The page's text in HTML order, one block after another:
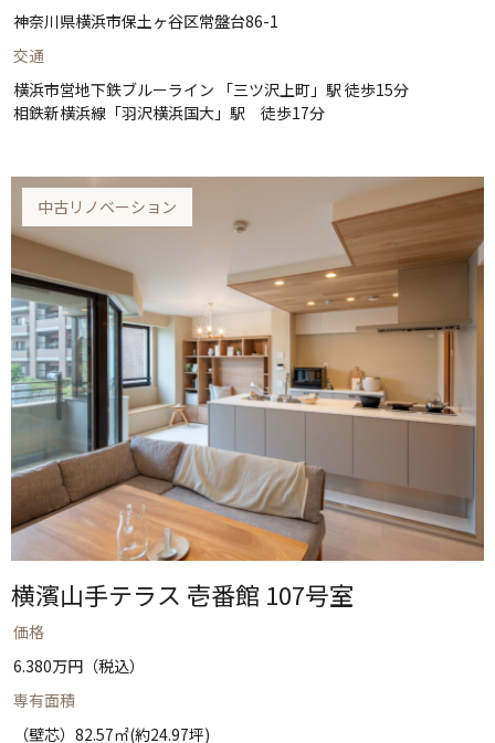
神奈川県横浜市保土ヶ谷区常盤台86-1
交通
横浜市営地下鉄ブルーライン 「三ツ沢上町」駅 徒歩15分
相鉄新横浜線「羽沢横浜国大」駅 徒歩17分
中古リノベーション
横濱山手テラス 壱番館 107号室
価格
6.380万円（税込）
専有面積
（壁芯）82.57㎡(約24.97坪)